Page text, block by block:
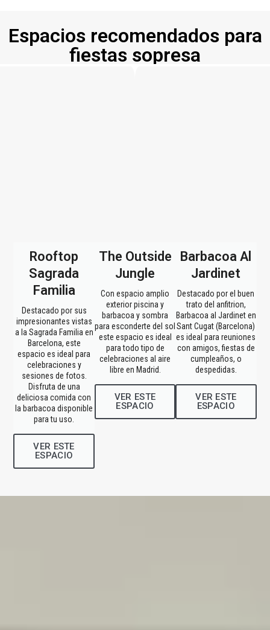
Espacios recomendados para
fiestas sopresa
Rooftop
Sagrada
Familia
Destacado por sus
impresionantes vistas
a la Sagrada Familia en
Barcelona, este
espacio es ideal para
celebraciones y
sesiones de fotos.
Disfruta de una
deliciosa comida con
la barbacoa disponible
para tu uso.
VER ESTE
ESPACIO
The Outside
Jungle
Con espacio amplio
exterior piscina y
barbacoa y sombra
para esconderte del sol
este espacio es ideal
para todo tipo de
celebraciones al aire
libre en Madrid.
VER ESTE
ESPACIO
Barbacoa Al
Jardinet
Destacado por el buen
trato del anfitrion,
Barbacoa al Jardinet en
Sant Cugat (Barcelona)
es ideal para reuniones
con amigos, fiestas de
cumpleaños, o
despedidas.
VER ESTE
ESPACIO